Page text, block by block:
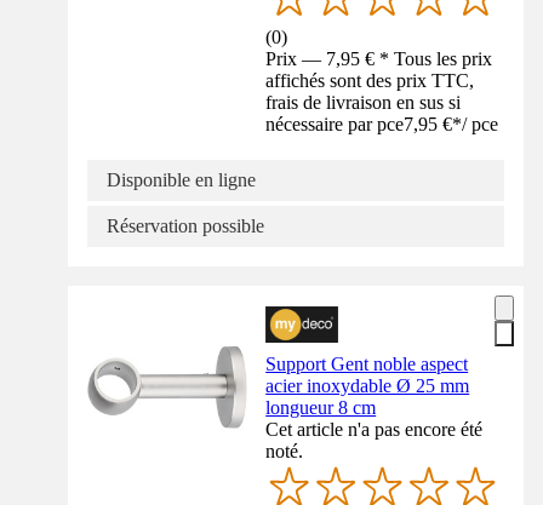
(0)
Prix — 7,95 € * Tous les prix
affichés sont des prix TTC,
frais de livraison en sus si
nécessaire par pce7,95 €*/ pce
Disponible en ligne
Réservation possible
Support Gent noble aspect
acier inoxydable Ø 25 mm
longueur 8 cm
Cet article n'a pas encore été
noté.